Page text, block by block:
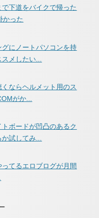
下道をバイクで帰った
かった
にノートパソコンを持
メしたい...
ならヘルメット用のス
がか...
ボードが凹凸のあるク
試してみ...
てるエロブログが月間